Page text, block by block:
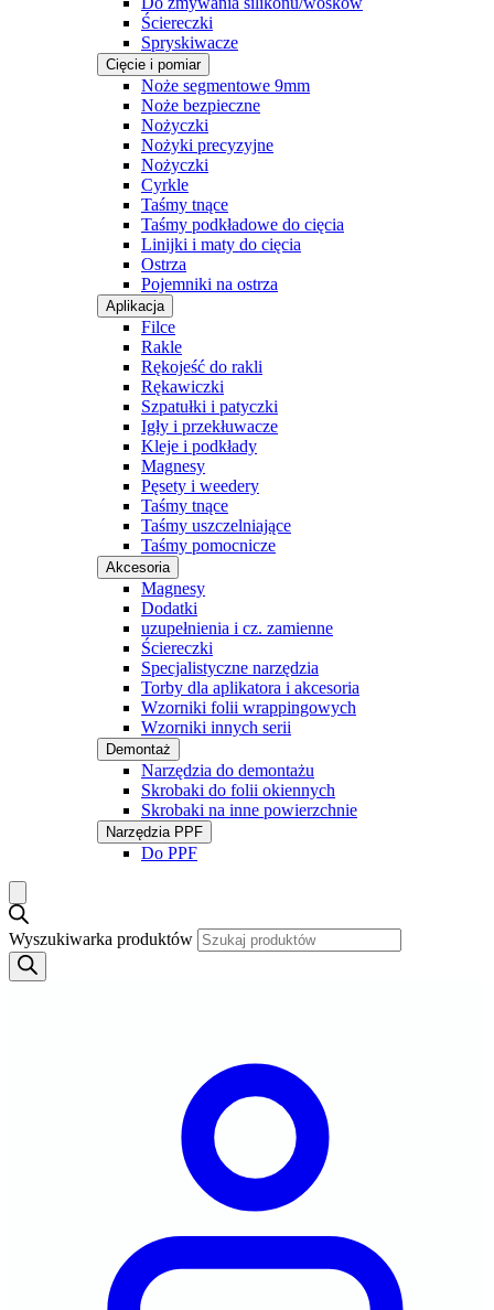
Ściereczki
Spryskiwacze
Cięcie i pomiar
Noże segmentowe 9mm
Noże bezpieczne
Nożyczki
Nożyki precyzyjne
Nożyczki
Cyrkle
Taśmy tnące
Taśmy podkładowe do cięcia
Linijki i maty do cięcia
Ostrza
Pojemniki na ostrza
Aplikacja
Filce
Rakle
Rękojeść do rakli
Rękawiczki
Szpatułki i patyczki
Igły i przekłuwacze
Kleje i podkłady
Magnesy
Pęsety i weedery
Taśmy tnące
Taśmy uszczelniające
Taśmy pomocnicze
Akcesoria
Magnesy
Dodatki
uzupełnienia i cz. zamienne
Ściereczki
Specjalistyczne narzędzia
Torby dla aplikatora i akcesoria
Wzorniki folii wrappingowych
Wzorniki innych serii
Demontaż
Narzędzia do demontażu
Skrobaki do folii okiennych
Skrobaki na inne powierzchnie
Narzędzia PPF
Do PPF
Wyszukiwarka produktów